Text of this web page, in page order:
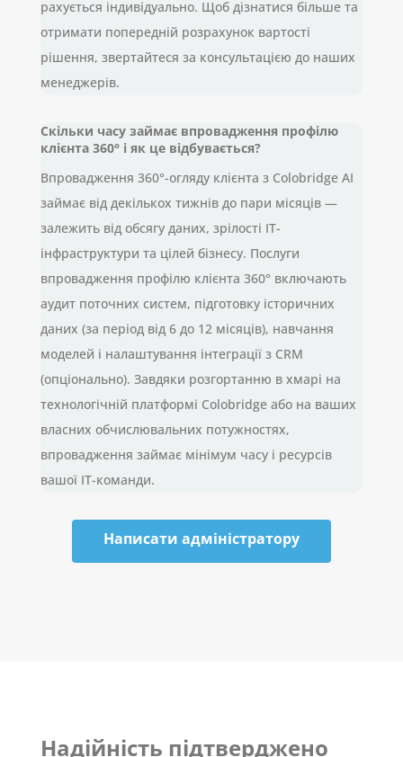
рахується індивідуально. Щоб дізнатися більше та
отримати попередній розрахунок вартості
рішення, звертайтеся за консультацією до наших
менеджерів.
Скільки часу займає впровадження профілю
клієнта 360° і як це відбувається?
Впровадження 360°-огляду клієнта з Colobridge AI
займає від декількох тижнів до пари місяців —
залежить від обсягу даних, зрілості IT-
інфраструктури та цілей бізнесу. Послуги
впровадження профілю клієнта 360° включають
аудит поточних систем, підготовку історичних
даних (за період від 6 до 12 місяців), навчання
моделей і налаштування інтеграції з CRM
(опціонально). Завдяки розгортанню в хмарі на
технологічній платформі Colobridge або на ваших
власних обчислювальних потужностях,
впровадження займає мінімум часу і ресурсів
вашої IT-команди.
Написати адміністратору
Надійність підтверджено